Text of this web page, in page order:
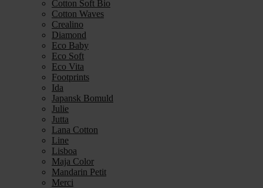
Cotton Soft Bio
Cotton Waves
Crealino
Diamond
Eco Baby
Eco Soft
Eco Vita
Footprints
Ida
Japansk Bomuld
Julie
Jutta
Lana Cotton
Line
Lisboa
Maja Color
Mandarin Petit
Merci